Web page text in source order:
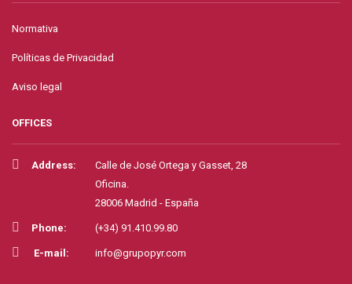
Normativa
Políticas de Privacidad
Aviso legal
OFFICES
Address:
Calle de José Ortega y Gasset, 28
Oficina.
28006 Madrid - España
Phone: (+34) 91.410.99.80
E-mail: info@grupopyr.com